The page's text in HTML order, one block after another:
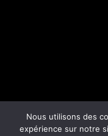
Nous utilisons des
expérience sur notre